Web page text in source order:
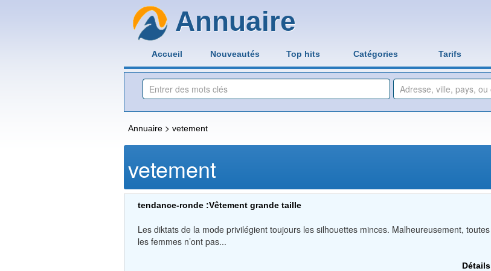
Annuaire
Accueil Nouveautés Top hits Catégories Tarifs
Annuaire > vetement
vetement
tendance-ronde :Vêtement grande taille
Les diktats de la mode privilégient toujours les silhouettes minces. Malheureusement, toutes
les femmes n’ont pas...
Détails